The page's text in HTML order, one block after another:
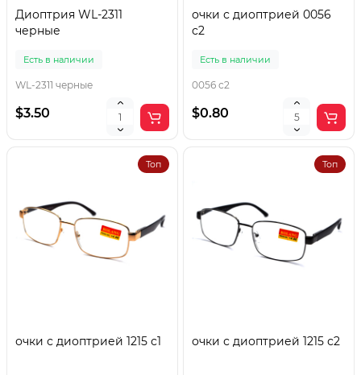
Диоптрия WL-2311
черные
Есть в наличии
WL-2311 черные
$3.50
очки с диоптрией 0056
с2
Есть в наличии
0056 с2
$0.80
Топ
очки с диоптрией 1215 с1
Топ
очки с диоптрией 1215 с2